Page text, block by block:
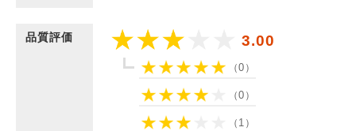
品質評価 3.00
（0）
（0）
（1）